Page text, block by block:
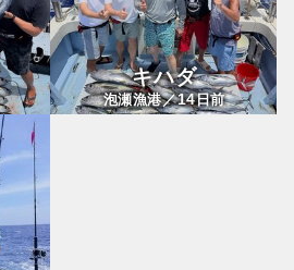
キハダ
泡瀬漁港／14日前